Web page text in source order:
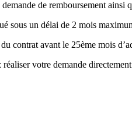
de remboursement
sous un délai de 2 mois
contrat avant le 25ème mois
votre demande